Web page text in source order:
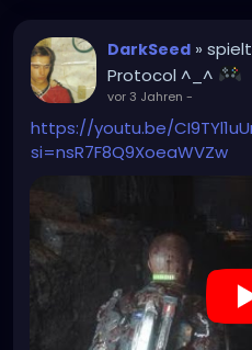
DarkSeed »
Protocol ^_^
vor 3 Jahren -
https://youtu.be/
si=nsR7F8Q9XoeaWVZw